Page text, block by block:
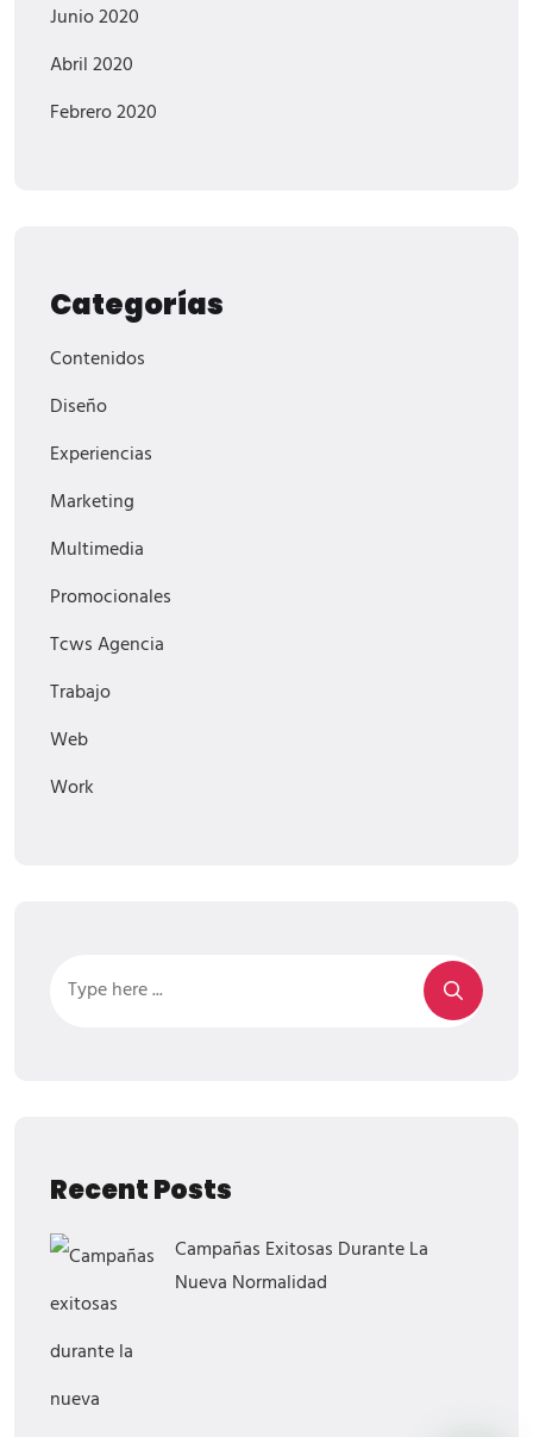
Junio 2020
Abril 2020
Febrero 2020
Categorías
Contenidos
Diseño
Experiencias
Marketing
Multimedia
Promocionales
Tcws Agencia
Trabajo
Web
Work
Recent Posts
Campañas Exitosas Durante La
Nueva Normalidad